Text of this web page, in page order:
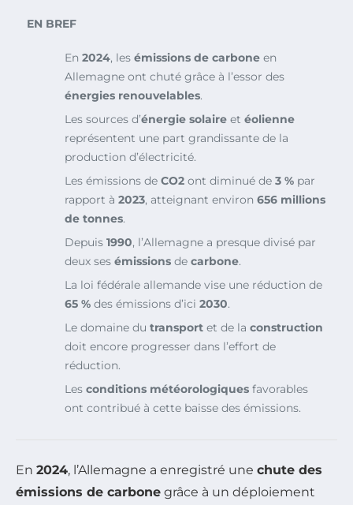
EN BREF
En 2024, les émissions de carbone en
Allemagne ont chuté grâce à l’essor des
énergies renouvelables.
Les sources d’énergie solaire et éolienne
représentent une part grandissante de la
production d’électricité.
Les émissions de CO2 ont diminué de 3 % par
rapport à 2023, atteignant environ 656 millions
de tonnes.
Depuis 1990, l’Allemagne a presque divisé par
deux ses émissions de carbone.
La loi fédérale allemande vise une réduction de
65 % des émissions d’ici 2030.
Le domaine du transport et de la construction
doit encore progresser dans l’effort de
réduction.
Les conditions météorologiques favorables
ont contribué à cette baisse des émissions.
En 2024, l’Allemagne a enregistré une chute des
émissions de carbone grâce à un déploiement